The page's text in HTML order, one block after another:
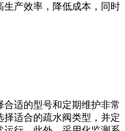
产效率，降低成本，同时
适的型号和定期维护非常
适合的疏水阀类型，并定